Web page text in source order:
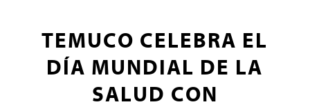
TEMUCO CELEBRA EL
DÍA MUNDIAL DE LA
SALUD CON